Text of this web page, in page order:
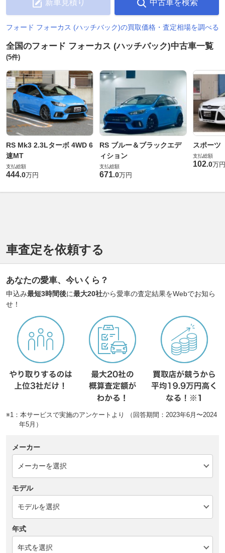
新車見積り 中古車を検索
フォード フォーカス (ハッチバック)の買取価格・査定相場を調べる
全国のフォード フォーカス (ハッチバック)中古車一覧
(5件)
RS Mk3 2.3Lターボ 4WD 6
速MT
支払総額
444.0万円
RS ブルー＆ブラックエデ
ィション
支払総額
671.0万円
スポーツ
支払総額
102.0万円
車査定を依頼する
あなたの愛車、今いくら？
申込み最短3時間後に最大20社から愛車の査定結果をWebでお知ら
せ！
※1：本サービスで実施のアンケートより （回答期間：2023年6月〜2024
年5月）
メーカー
モデル
年式